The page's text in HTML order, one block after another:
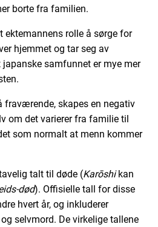
borte fra familien.
rolle å sørge for
hjemmet og tar seg av
japanske samfunnet er mye mer
fraværende, skapes en negativ
om det varierer fra familie til
som normalt at menn kommer
talt til døde (Karōshikan
død). Offisielle tall for disse
hvert år, og inkluderer
selvmord. De virkelige tallene